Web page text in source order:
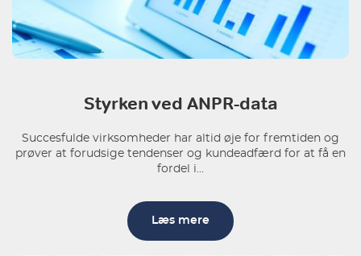
Styrken ved ANPR-data
Succesfulde virksomheder har altid øje for fremtiden og
prøver at forudsige tendenser og kundeadfærd for at få en
fordel i...
Læs mere